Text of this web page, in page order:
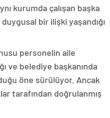
kurumda çalışan başka
bir ilişki yaşandığı
personelin aile
ve belediye başkanında
öne sürülüyor. Ancak
tarafından doğrulanmış